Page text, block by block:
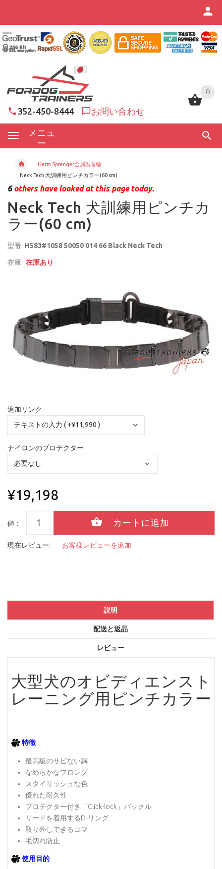
0
352-450-8444 お問い合わせ
メニュ
ー
0
Herm Sprenger金属製首輪
Neck Tech 犬訓練用ピンチカラー(60 cm)
6others have looked at this page today.
Neck Tech 犬訓練用ピンチカ
ラー(60 cm)
型番: HS83#1058 50050 014 66 Black Neck Tech
在庫: 在庫あり
追加リンク
ナイロンのプロテクター
¥19,198
値：
現在レビュー: お客様レビューを追加
説明
配送と返品
レビュー
大型犬のオビディエンスト
レーニング用 ピンチカラー
特徴
最高級のサビない鋼
なめらかなプロング
スタイリッシュな色
優れた耐久性
プロテクター付き「Click-lock」バックル
リードを着用するD-リング
取り外しできるコマ
毛切れ防止
使用目的